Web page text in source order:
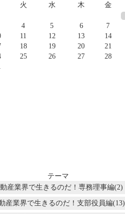
火 水 木 金
4 5 6 7
11 12 13 14
18 19 20 21
25 26 27 28
テーマ
産業界で生きるのだ！専務理事編(2)
産業界で生きるのだ！支部役員編(13)